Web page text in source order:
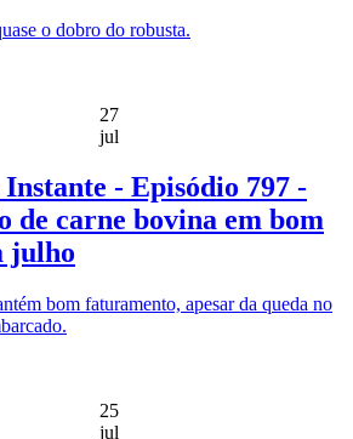
o dobro do robusta.
27
jul
- Episódio 797 -
de carne bovina em bom
julho
bom faturamento, apesar da queda no
25
jul